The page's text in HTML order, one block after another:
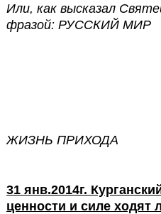
Или, как высказал
фразой: РУССКИЙ МИР
ЖИЗНЬ ПРИХОДА
31 янв.2014г.
ценности и силе ходят